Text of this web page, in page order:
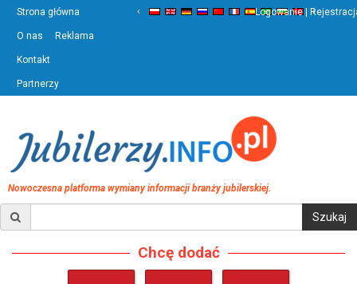
Strona główna
O nas Reklama
Kontakt
Partnerzy
‹ ›
Logowanie |
Nowoczesna platforma wymiany informacji branży jubilerskiej.
Chcę dodać